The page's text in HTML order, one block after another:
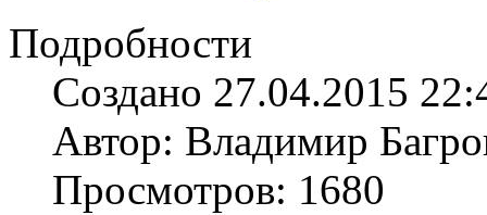
Подробности
Создано 27.04.2015
Автор: Владимир
Просмотров: 1680